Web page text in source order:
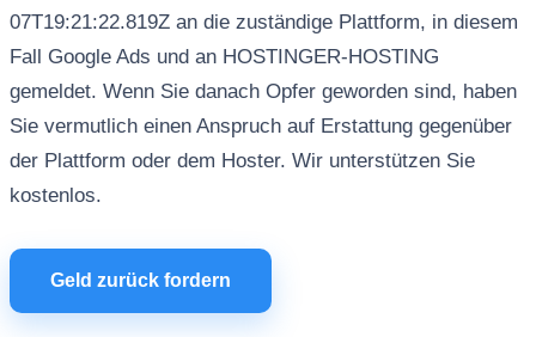
07T19:21:22.819Z an die zuständige Plattform, in diesem
Fall Google Ads und an HOSTINGER-HOSTING
gemeldet. Wenn Sie danach Opfer geworden sind, haben
Sie vermutlich einen Anspruch auf Erstattung gegenüber
der Plattform oder dem Hoster. Wir unterstützen Sie
kostenlos.
Geld zurück fordern